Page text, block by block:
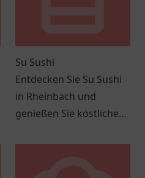
Su Sushi
Entdecken Sie Su Sushi
in Rheinbach und
genießen Sie köstliche
einem angenehmen